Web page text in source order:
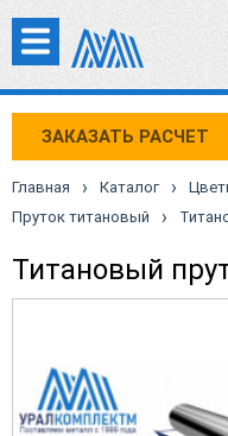
ЗАКАЗАТЬ РАСЧЕТ
Главная › Каталог ›
Пруток титановый ›
Титановый